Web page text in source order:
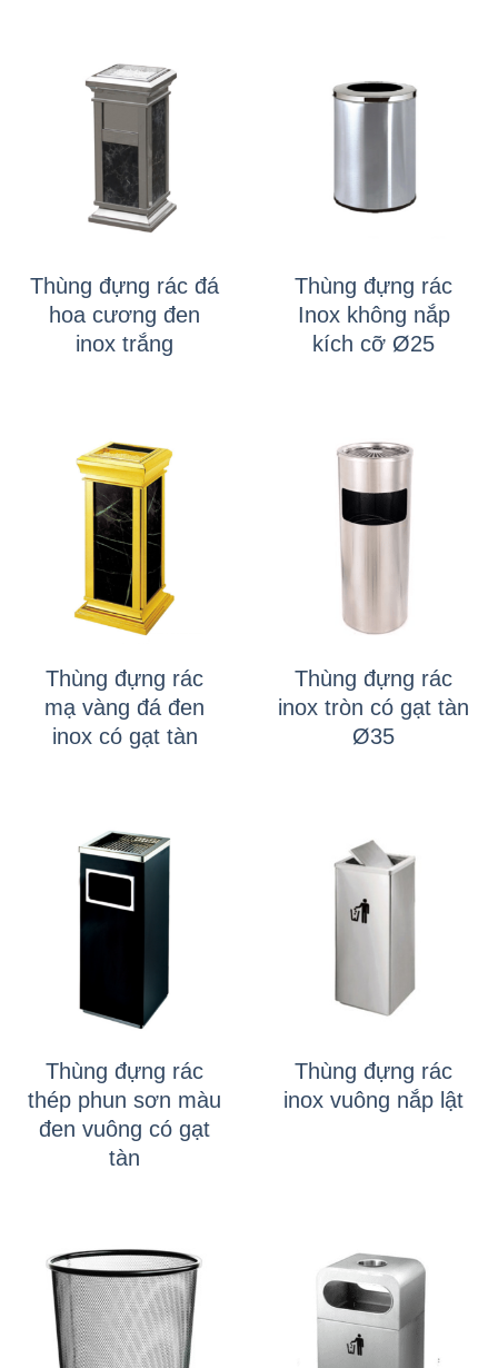
Thùng đựng rác đá
hoa cương đen
inox trắng
Thùng đựng rác
Inox không nắp
kích cỡ Ø25
Thùng đựng rác
mạ vàng đá đen
inox có gạt tàn
Thùng đựng rác
inox tròn có gạt tàn
Ø35
Thùng đựng rác
thép phun sơn màu
đen vuông có gạt
tàn
Thùng đựng rác
inox vuông nắp lật